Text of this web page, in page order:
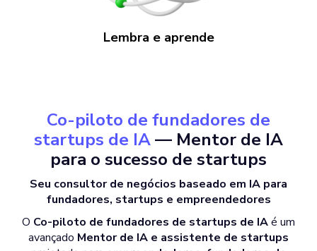
Lembra e aprende
Co-piloto de fundadores de
startups de IA— Mentor de IA
para o sucesso de startups
Seu consultor de negócios baseado em IA para
fundadores, startups e empreendedores
O Co-piloto de fundadores de startups de IAé um
avançado Mentor de IA e assistente de startups